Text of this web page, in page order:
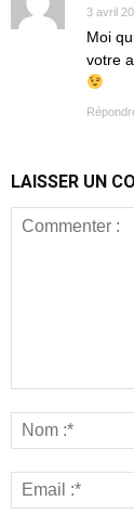
3 avril
Moi
votre
LAISSER UN